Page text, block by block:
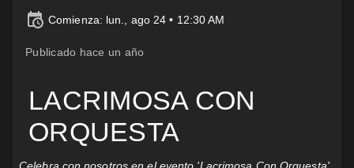
Comienza: lun., ago 24 • 12:30 AM
Publicado hace un año
LACRIMOSA CON
ORQUESTA